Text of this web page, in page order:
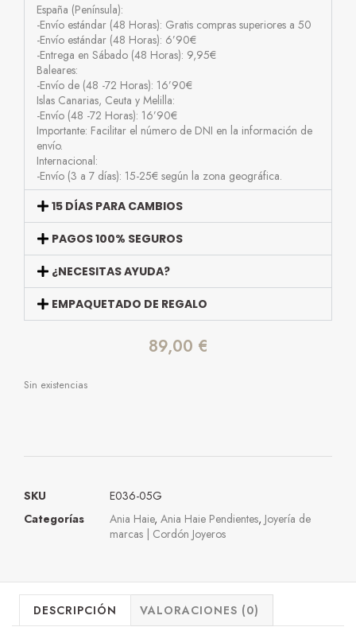
España (Península):
-Envío estándar (48 Horas): Gratis compras superiores a 50
-Envío estándar (48 Horas): 6’90€
-Entrega en Sábado (48 Horas): 9,95€
Baleares:
-Envío de (48 -72 Horas): 16’90€
Islas Canarias, Ceuta y Melilla:
-Envío (48 -72 Horas): 16’90€
Importante: Facilitar el número de DNI en la información de
envío.
Internacional:
-Envío (3 a 7 días): 15-25€ según la zona geográfica.
15 DÍAS PARA CAMBIOS
PAGOS 100% SEGUROS
¿NECESITAS AYUDA?
EMPAQUETADO DE REGALO
89,00 €
Sin existencias
SKU
E036-05G
Categorías
Ania Haie, Ania Haie Pendientes, Joyería de
marcas | Cordón Joyeros
DESCRIPCIÓN VALORACIONES (0)